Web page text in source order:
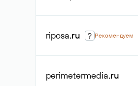
riposa.ru ? Рекомендуем
perimetermedia.ru